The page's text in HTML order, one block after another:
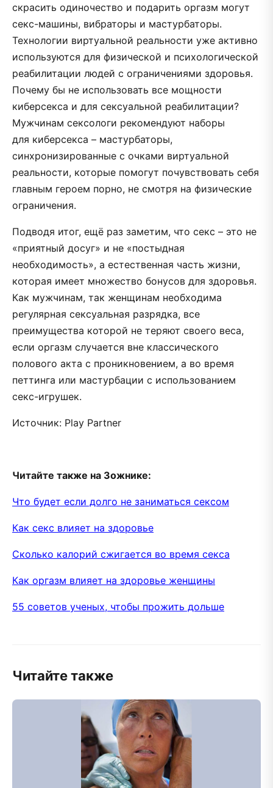
скрасить одиночество и подарить оргазм могут
секс-машины, вибраторы и мастурбаторы.
Технологии виртуальной реальности уже активно
используются для физической и психологической
реабилитации людей с ограничениями здоровья.
Почему бы не использовать все мощности
киберсекса и для сексуальной реабилитации?
Мужчинам сексологи рекомендуют наборы
для киберсекса – мастурбаторы,
синхронизированные с очками виртуальной
реальности, которые помогут почувствовать себя
главным героем порно, не смотря на физические
ограничения.
Подводя итог, ещё раз заметим, что секс – это не
«приятный досуг» и не «постыдная
необходимость», а естественная часть жизни,
которая имеет множество бонусов для здоровья.
Как мужчинам, так женщинам необходима
регулярная сексуальная разрядка, все
преимущества которой не теряют своего веса,
если оргазм случается вне классического
полового акта с проникновением, а во время
петтинга или мастурбации с использованием
секс-игрушек.
Источник: Play Partner
Читайте также на Зожнике:
Что будет если долго не заниматься сексом
Как секс влияет на здоровье
Сколько калорий сжигается во время секса
Как оргазм влияет на здоровье женщины
55 советов ученых, чтобы прожить дольше
Читайте также